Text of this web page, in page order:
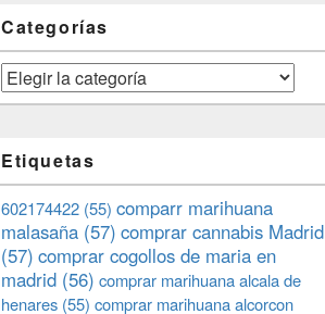
Categorías
Categorías
Etiquetas
602174422 (55) comparr marihuana
malasaña (57) comprar cannabis Madrid
(57) comprar cogollos de maria en
madrid (56) comprar marihuana alcala de
henares (55) comprar marihuana alcorcon